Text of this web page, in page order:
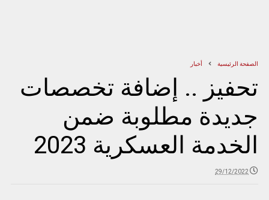
الصفحة الرئيسية أخبار
تحفيز .. إضافة تخصصات
جديدة مطلوبة ضمن
الخدمة العسكرية 2023
29/12/2022